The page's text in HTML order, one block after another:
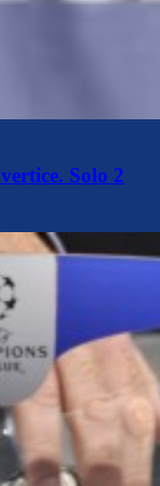
Solo 2